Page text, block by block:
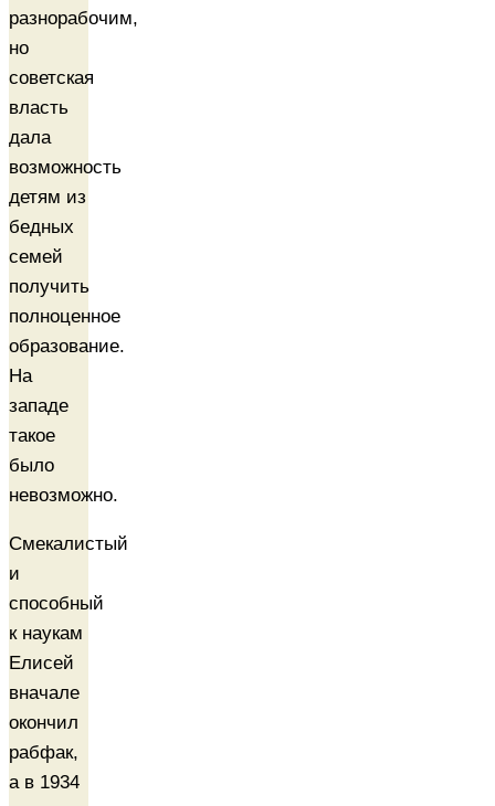
разнорабочим,
но
советская
власть
дала
возможность
детям из
бедных
семей
получить
полноценное
образование.
На
западе
такое
было
невозможно.
Смекалистый
и
способный
к наукам
Елисей
вначале
окончил
рабфак,
а в 1934